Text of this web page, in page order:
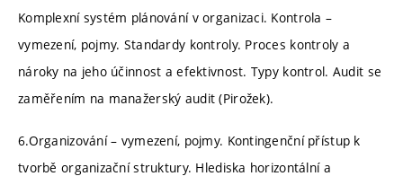
Komplexní systém plánování v organizaci. Kontrola –
vymezení, pojmy. Standardy kontroly. Proces kontroly a
nároky na jeho účinnost a efektivnost. Typy kontrol. Audit se
zaměřením na manažerský audit (Pirožek).
6.Organizování – vymezení, pojmy. Kontingenční přístup k
tvorbě organizační struktury. Hlediska horizontální a